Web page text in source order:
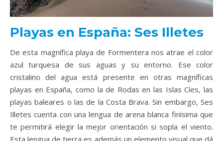
Playas en España: Ses Illetes
De esta magnífica playa de Formentera nos atrae el color
azul turquesa de sus aguas y su entorno. Ese color
cristalino del agua está presente en otras magníficas
playas en España, como la de Rodas en las Islas Cíes, las
playas baleares o las de la Costa Brava. Sin embargo, Ses
Illetes cuenta con una lengua de arena blanca finísima que
te permitirá elegir la mejor orientación si sopla el viento.
Esta lengua de tierra es además un elemento visual que dá